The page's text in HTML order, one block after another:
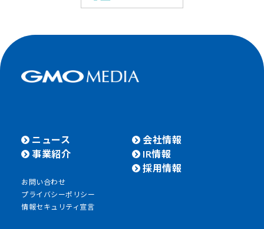
ニュース
事業紹介
会社情報
IR情報
採用情報
お問い合わせ
プライバシーポリシー
情報セキュリティ宣言